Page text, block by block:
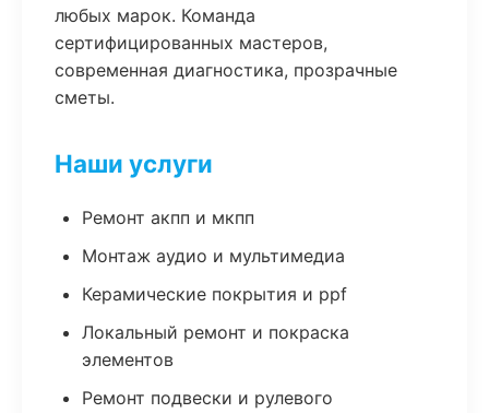
любых марок. Команда
сертифицированных мастеров,
современная диагностика, прозрачные
сметы.
Наши услуги
Ремонт акпп и мкпп
Монтаж аудио и мультимедиа
Керамические покрытия и ppf
Локальный ремонт и покраска
элементов
Ремонт подвески и рулевого